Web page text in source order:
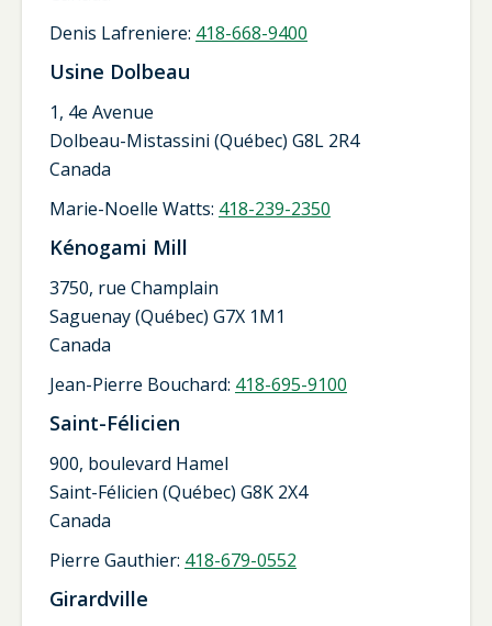
Denis Lafreniere: 418-668-9400
Usine Dolbeau
1, 4e Avenue
Dolbeau-Mistassini (Québec) G8L 2R4
Canada
Marie-Noelle Watts: 418-239-2350
Kénogami Mill
3750, rue Champlain
Saguenay (Québec) G7X 1M1
Canada
Jean-Pierre Bouchard: 418-695-9100
Saint-Félicien
900, boulevard Hamel
Saint-Félicien (Québec) G8K 2X4
Canada
Pierre Gauthier: 418-679-0552
Girardville